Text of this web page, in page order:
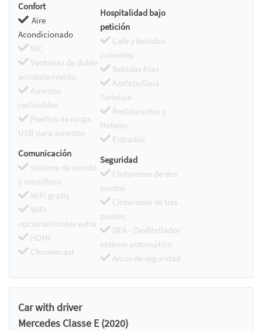
Confort
Aire
Acondicionado
WC
Ventanas de doble
acristalamiento
Asientos
reclinables
Puertos de carga
USB para asientos
Hospitalidad bajo
petición
Café y bebidas
calientes
Bebidas frías
Azafata/Guía
Turística
Restaurantes y
Hoteles
Entradas
Comunicación
Sistema de sonido
y micrófono
WiFi gratis
WIFI
opcional/costes extra
HDMI
Chromecast
Seguridad
Cinturones de dos
puntos
Cinturones de tres
puntos
DEA - Desfibrilador
externo automático
Arcos de seguridad
Car with driver
Mercedes Classe E (2020)